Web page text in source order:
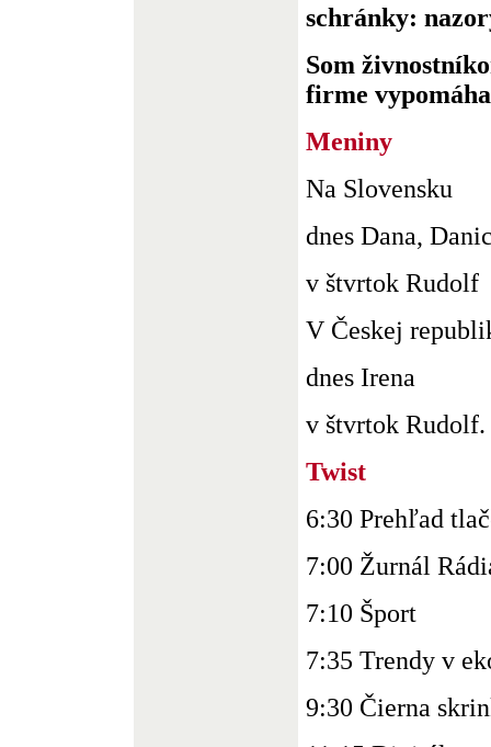
schránky:
Som
firme
Meniny
Na Slovensku
dnes Dana,
v štvrtok Rudolf
V Českej
dnes Irena
v štvrtok Rudolf.
Twist
6:30 Prehľad
7:00 Žurnál
7:10 Šport
7:35 Trendy v
9:30 Čierna